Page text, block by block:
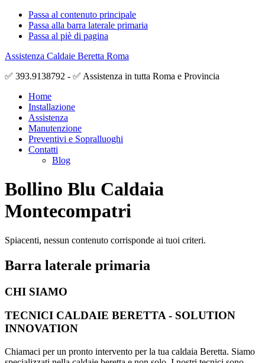
Passa al contenuto principale
Passa alla barra laterale primaria
Passa al piè di pagina
Assistenza Caldaie Beretta Roma
✅ 393.9138792 - ✅ Assistenza in tutta Roma e Provincia
Home
Installazione
Assistenza
Manutenzione
Preventivi e Sopralluoghi
Contatti
Blog
Bollino Blu Caldaia
Montecompatri
Spiacenti, nessun contenuto corrisponde ai tuoi criteri.
Barra laterale primaria
CHI SIAMO
TECNICI CALDAIE BERETTA - SOLUTION
INNOVATION
Chiamaci per un pronto intervento per la tua caldaia Beretta. Siamo